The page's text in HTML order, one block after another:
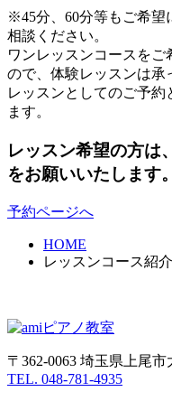
※45分、60分等もご希望
相談ください。
ワンレッスンコースを
ので、体験レッスンは承
レッスンとしてのご予
ます。
レッスン希望の方は
をお願いいたします。
予約ページへ
HOME
レッスンコース紹介
〒362-0063 埼玉県上尾市
TEL. 048-781-4935